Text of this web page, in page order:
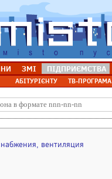
ЗМІ ПІДПРИЄМСТВА
АБІТУРІЄНТУ ТВ-ПРОГРАМА
вентиляция